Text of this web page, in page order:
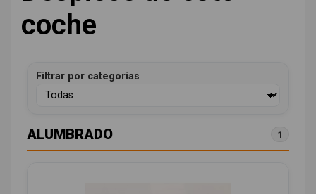
coche
Filtrar por categorías
ALUMBRADO 1